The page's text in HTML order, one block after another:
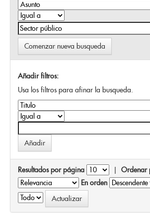
Comenzar nueva busqueda
Añadir filtros:
Usa los filtros para afinar la busqueda.
Resultados por página | Ordenar
En orden